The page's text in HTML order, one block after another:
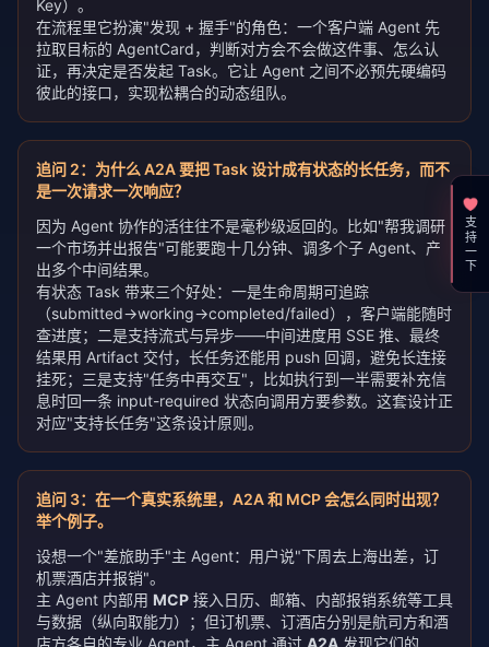
Key）。
在流程里它扮演"发现 + 握手"的角色：一个客户端 Agent 先
拉取目标的 AgentCard，判断对方会不会做这件事、怎么认
证，再决定是否发起 Task。它让 Agent 之间不必预先硬编码
彼此的接口，实现松耦合的动态组队。
追问 2： 为什么 A2A 要把 Task 设计成有状态的长任务，而不
是一次请求一次响应？
因为 Agent 协作的活往往不是毫秒级返回的。比如"帮我调研
一个市场并出报告"可能要跑十几分钟、调多个子 Agent、产
出多个中间结果。
有状态 Task 带来三个好处：一是生命周期可追踪
（submitted→working→completed/failed），客户端能随时
查进度；二是支持流式与异步——中间进度用 SSE 推、最终
结果用 Artifact 交付，长任务还能用 push 回调，避免长连接
挂死；三是支持"任务中再交互"，比如执行到一半需要补充信
息时回一条 input-required 状态向调用方要参数。这套设计正
对应"支持长任务"这条设计原则。
追问 3： 在一个真实系统里，A2A 和 MCP 会怎么同时出现？
举个例子。
设想一个"差旅助手"主 Agent：用户说"下周去上海出差，订
机票酒店并报销"。
主 Agent 内部用 MCP 接入日历、邮箱、内部报销系统等工具
与数据（纵向取能力）；但订机票、订酒店分别是航司方和酒
支持一下